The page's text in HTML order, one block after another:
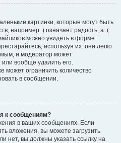
картинки, которые могут быть
например :) означает радость, а :(
можно увидеть в форме
используя их: они легко
и модератор может
вообще удалить его.
может ограничить количество
в сообщении.
к сообщениям?
в ваших сообщениях. Если
вложения, вы можете загрузить
нет, вы должны указать ссылку на